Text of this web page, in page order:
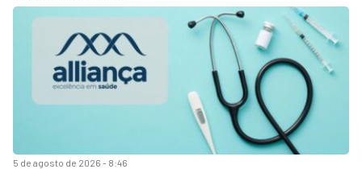
5 de agosto de 2026 - 8:46